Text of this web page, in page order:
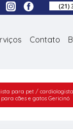
(21)
Contato
para pet
cães e gatos Gericinó